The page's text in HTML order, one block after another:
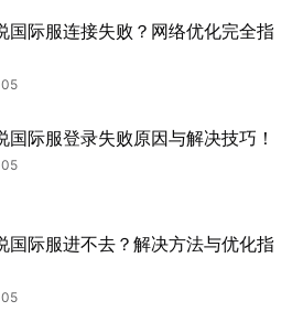
国际服连接失败？网络优化完全指
国际服登录失败原因与解决技巧！
国际服进不去？解决方法与优化指